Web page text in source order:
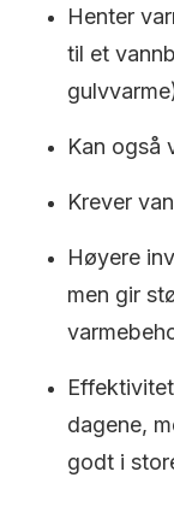
Henter
til et
Kan også
Krever
Høyere
men gir
dagene,
godt i